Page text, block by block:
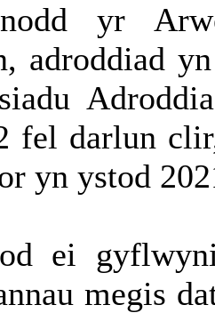
yr
adroddiad
fel darlun
yn ystod
ei
megis